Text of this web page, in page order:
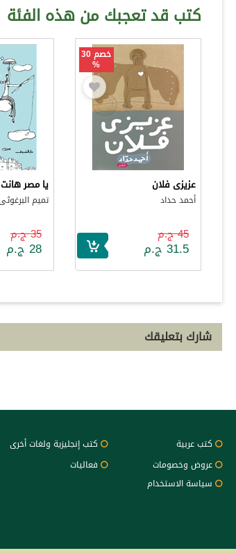
كتب قد تعجبك من هذه الفئة
خصم 30
%
عزيزى فلان
أحمد حداد
45 ج.م
31.5 ج.م
يا مصر
تميم
35 ج.م
28 ج.م
شارك بتعليقك
كتب عربية كتب إنجليزية ولغات أخرى
عروض وخصومات
فعاليات
سياسة الاستخدام